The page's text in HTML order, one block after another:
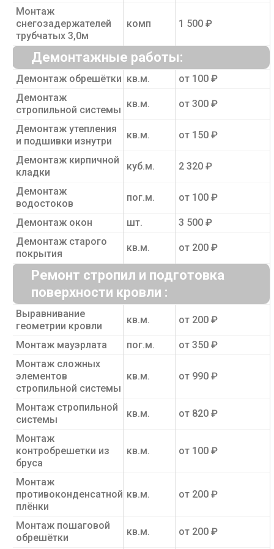
Монтаж
снегозадержателей
трубчатых 3,0м
комп 1 500 ₽
Демонтажные работы:
Демонтаж обрешётки кв.м.
от 100 ₽
Демонтаж
стропильной системы
кв.м. от 300 ₽
Демонтаж утепления
и подшивки изнутри
кв.м. от 150 ₽
Демонтаж кирпичной
кладки
куб.м. 2 320 ₽
Демонтаж
водостоков
пог.м. от 100 ₽
Демонтаж окон шт.
3 500 ₽
Демонтаж старого
покрытия
кв.м. от 200 ₽
Ремонт стропил и подготовка
поверхности кровли :
Выравнивание
геометрии кровли
кв.м. от 200 ₽
Монтаж мауэрлата пог.м.
от 350 ₽
Монтаж сложных
элементов
стропильной системы
кв.м. от 990 ₽
Монтаж стропильной
системы
кв.м. от 820 ₽
Монтаж
контробрешетки из
бруса
кв.м. от 100 ₽
Монтаж
противоконденсатной
плёнки
кв.м. от 200 ₽
Монтаж пошаговой
обрешётки
кв.м. от 200 ₽